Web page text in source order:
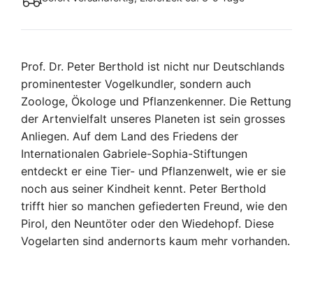
Prof. Dr. Peter Berthold ist nicht nur Deutschlands
prominentester Vogelkundler, sondern auch
Zoologe, Ökologe und Pflanzenkenner. Die Rettung
der Artenvielfalt unseres Planeten ist sein grosses
Anliegen. Auf dem Land des Friedens der
Internationalen Gabriele-Sophia-Stiftungen
entdeckt er eine Tier- und Pflanzenwelt, wie er sie
noch aus seiner Kindheit kennt. Peter Berthold
trifft hier so manchen gefiederten Freund, wie den
Pirol, den Neuntöter oder den Wiedehopf. Diese
Vogelarten sind andernorts kaum mehr vorhanden.